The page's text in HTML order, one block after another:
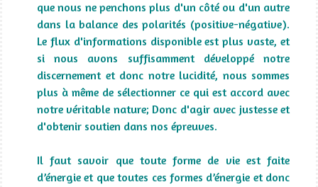
que nous ne penchons plus d'un côté ou d'un autre
dans la balance des polarités (positive-négative).
Le flux d'informations disponible est plus vaste, et
si nous avons suffisamment développé notre
discernement et donc notre lucidité, nous sommes
plus à même de sélectionner ce qui est accord avec
notre véritable nature; Donc d'agir avec justesse et
d'obtenir soutien dans nos épreuves.
Il faut savoir que toute forme de vie est faite
d’énergie et que toutes ces formes d’énergie et donc